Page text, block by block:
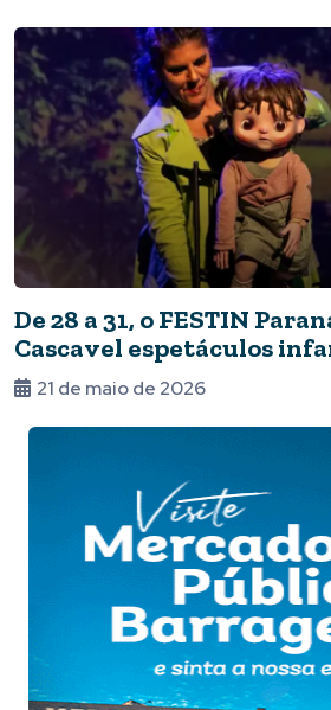
De 28 a 31, o FESTIN
Cascavel espetáculos
e internacionais
21 de maio de 2026